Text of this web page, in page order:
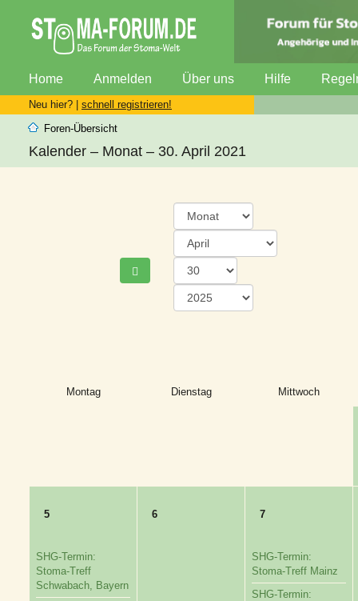
Home Anmelden Über uns Hilfe
Neu hier? | schnell registrieren!
Foren-Übersicht
Kalender – Monat – 30. April 2021
Montag Dienstag Mittwoch
5
SHG-Termin:
Stoma-Treff
Schwabach, Bayern
6 7
SHG-Termin:
Stoma-Treff Mainz
SHG-Termin: